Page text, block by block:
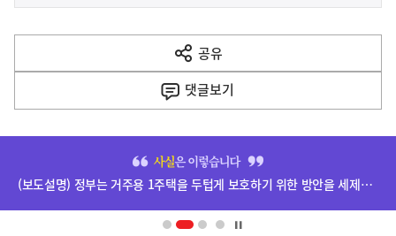
전
다
음
사
공유
열
기
댓글보기
(보도설명) 정부는 거주용 1주택을 두텁게 보호하기 위한 방안을 세제개편안에 담았습니다.